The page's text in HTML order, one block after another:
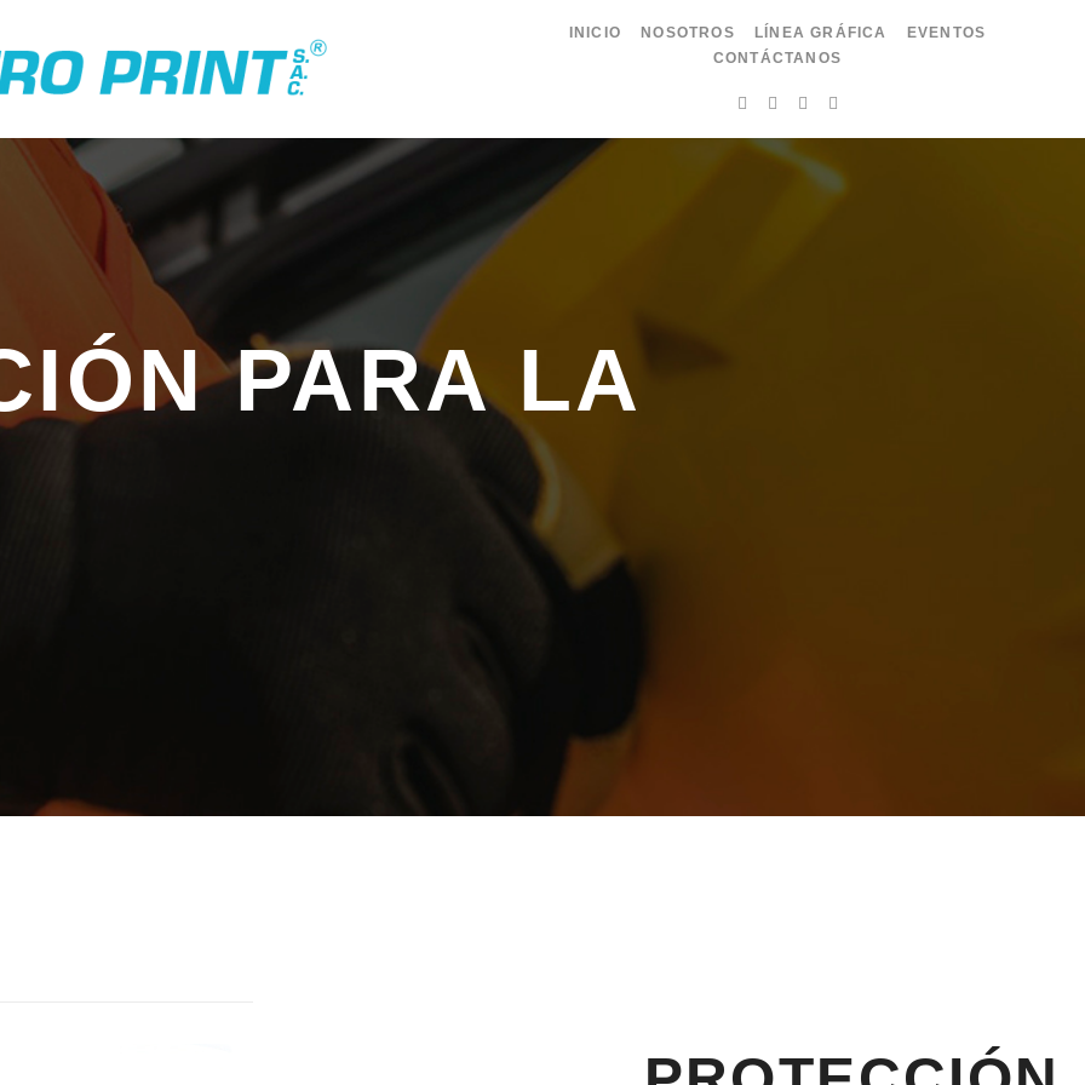
INICIO NOSOTROS LÍNEA GRÁFICA
EVENTOS
CONTÁCTANOS
PARA LA